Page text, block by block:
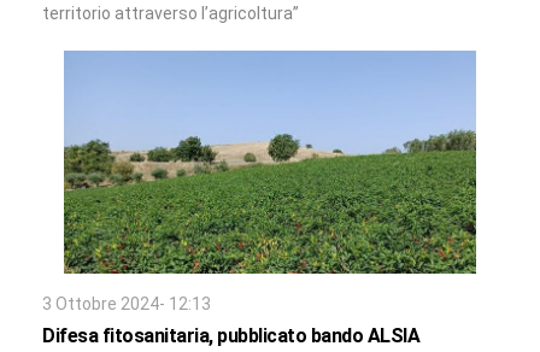
territorio attraverso l’agricoltura”
3 Ottobre 2024- 12:13
Difesa fitosanitaria, pubblicato bando ALSIA